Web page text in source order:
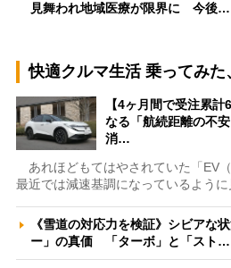
見舞われ地域医療が限界に 今後…
快適クルマ生活 乗ってみた
【4ヶ月間で受注累
なる「航続距離の不
消…
あれほどもてはやされていた「EV（
最近では減速基調になっているよう
《雪道の対応力を検証》シビアな
ー」の真価 「ターボ」と「スト…